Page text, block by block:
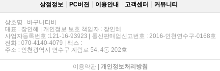
상점정보 PC버젼 이용안내 고객센터 커뮤니티
상호명 : 바구니티비
대표 : 장인혜 | 개인정보 보호 책임자 : 장인혜
사업자등록번호 :121-16-93923 | 통신판매업신고번호 : 2016-인천연수구-0168호
전화 : 070-4140-4079 | 팩스 :
주소 : 인천광역시 연수구 계림로 54, 4동 202호
이용약관| 개인정보처리방침